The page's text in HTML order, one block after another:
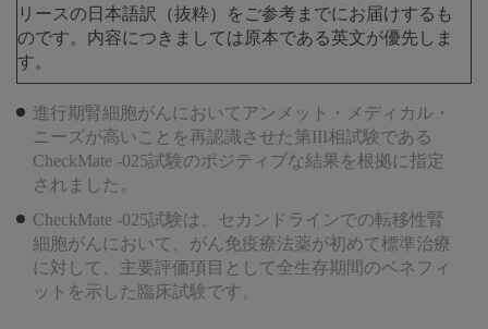
リースの日本語訳（抜粋）をご参考までにお届けするも
のです。内容につきましては原本である英文が優先しま
す。
進行期腎細胞がんにおいてアンメット・メディカル・
ニーズが高いことを再認識させた第III相試験である
CheckMate -025試験のポジティブな結果を根拠に指定
されました。
CheckMate -025試験は、セカンドラインでの転移性腎
細胞がんにおいて、がん免疫療法薬が初めて標準治療
に対して、主要評価項目として全生存期間のベネフィ
ットを示した臨床試験です。